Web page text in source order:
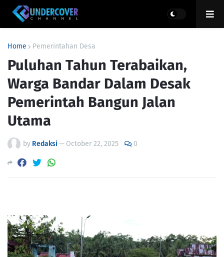
Home Pemerintahan Desa
Puluhan Tahun Terabaikan,
Warga Bandar Dalam Desak
Pemerintah Bangun Jalan
Utama
by Redaksi — October 22, 2025 0